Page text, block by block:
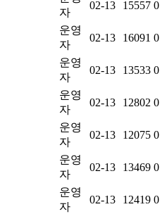
자
02-13 15557 0
운영
자
02-13 16091 0
운영
자
02-13 13533 0
운영
자
02-13 12802 0
운영
자
02-13 12075 0
운영
자
02-13 13469 0
운영
자
02-13 12419 0